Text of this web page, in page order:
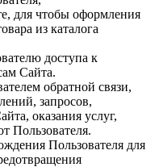
для чтобы оформления
из каталога
доступа к
Сайта.
обратной связи,
запросов,
оказания услуг,
Пользователя.
Пользователя для